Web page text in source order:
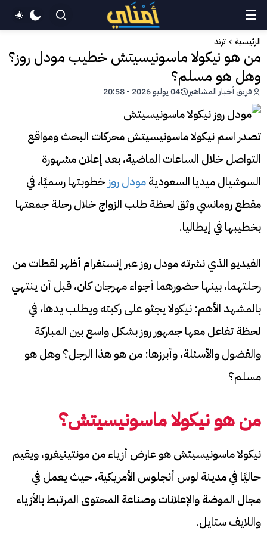
الرئيسية ترند
من هو نيكولا ماسونيسيتش خطيب مودل روز؟
وهل هو مسلم؟
فريق أخبار المشاهير 04 يوليو 2026 - 20:58
تصدر اسم نيكولا ماسونيسيتش محركات البحث ومواقع
التواصل خلال الساعات الماضية، بعد إعلان مشهورة
السوشيال ميديا السعوديةمودل روز خطوبتها رسميًا، في
مقطع رومانسي وثق لحظة طلب الزواج خلال رحلة جمعتها
بخطيبها في إيطاليا.
الفيديو الذي نشرته مودل روز عبر إنستغرام أظهر لقطات من
رحلتهما، بينها حضورهما أجواء مهرجان كان، قبل أن ينتهي
بالمشهد الأهم: نيكولا يجثو على ركبته ويطلب يدها، في
لحظة تفاعل معها جمهور روز بشكل واسع بين المباركة
والفضول والأسئلة، وأبرزها: من هو هذا الرجل؟ وهل هو
مسلم؟
من هو نيكولا ماسونيسيتش؟
نيكولا ماسونيسيتش هو عارض أزياء من مونتينيغرو، ويقيم
حاليًا في مدينة لوس أنجلوس الأمريكية، حيث يعمل في
مجال الموضة والإعلانات وصناعة المحتوى المرتبط بالأزياء
واللايف ستايل.